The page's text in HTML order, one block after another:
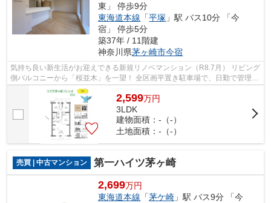
東」 停歩9分
東海道本線 「平塚 」駅 バス10分 「今
宿」 停歩5分
築37年 / 11階建
神奈川県茅ヶ崎市今宿
気持ち良い新生活がお迎えできる新規リノベマンション（R8.7月） リビング
側バルコニーから「桜並木」を一望！ 全区画平置き駐車場で、日勤で管理体
制も良好！ アフターサービス保証も...
2,599万円
3LDK
建物面積：-（-）
土地面積：-（-）
売買 | 中古マンション 第一ハイツ茅ヶ崎
2,699万円
東海道本線 「茅ケ崎 」駅 バス9分 「今